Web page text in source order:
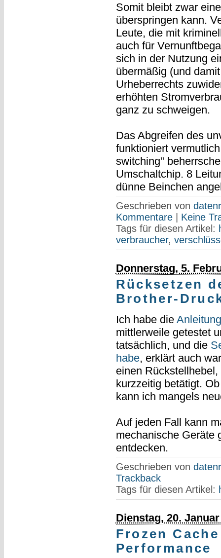
Somit bleibt zwar
überspringen kann.
Leute, die mit
auch für
sich in der Nutzung
übermäßig (und
Urheberrechts
erhöhten
ganz zu schweigen.
Das Abgreifen des
funktioniert
switching"
Umschaltchip. 8
dünne Beinchen
Geschrieben von
Kommentare| Keine
Tags für diesen Artikel:
verbraucher,
Donnerstag, 5.
Rücksetzen
Brother-
Ich habe die
mittlerweile getestet
tatsächlich, und die
habe, erklärt auch
einen
kurzzeitig betätigt.
kann ich mangels
Auf jeden Fall kann
mechanische Geräte
entdecken.
Geschrieben von
Trackback
Tags für diesen Artikel:
Dienstag, 20. Januar
Frozen
Performance